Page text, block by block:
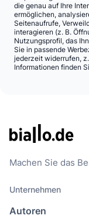
die genau auf Ihre
ermöglichen,
Seitenaufrufe,
interagieren (z. B.
Nutzungsprofil, das
Sie in passende
jederzeit widerrufen,
Informationen finden
Machen Sie das
Unternehmen
Autoren